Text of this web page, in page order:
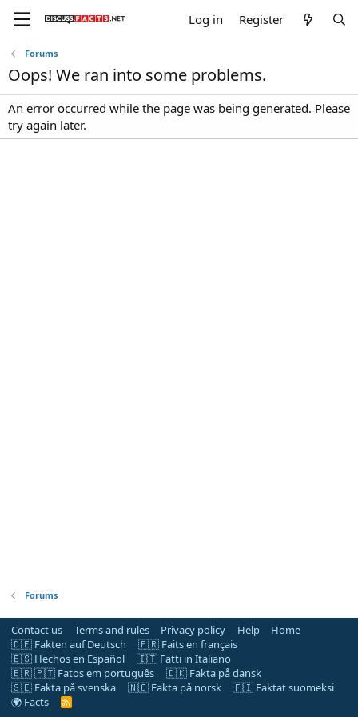
Log in Register
Forums
Oops! We ran into some problems.
An error occurred while the page was being generated. Please
try again later.
Forums
Contact us Terms and rules Privacy policy Help
Home
🇩🇪 Fakten auf Deutsch
🇫🇷 Faits en français
🇪🇸 Hechos en Español
🇮🇹 Fatti in Italiano
🇧🇷 🇵🇹 Fatos em português
🇩🇰 Fakta på dansk
🇸🇪 Fakta på svenska
🇳🇴 Fakta på norsk
🇫🇮 Faktat suomeksi
🌍 Facts
R